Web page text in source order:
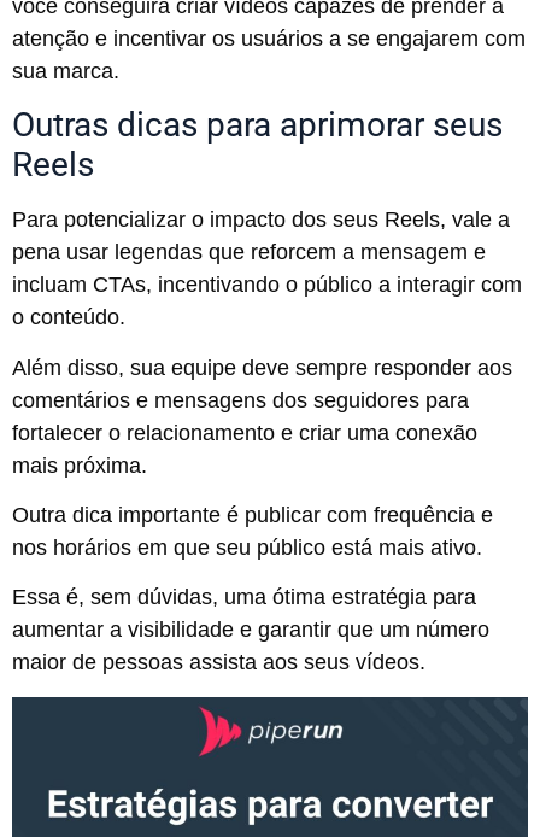
você conseguirá criar vídeos capazes de prender a
atenção e incentivar os usuários a se engajarem com
sua marca.
Outras dicas para aprimorar seus
Reels
Para potencializar o impacto dos seus Reels, vale a
pena usar legendas que reforcem a mensagem e
incluam CTAs, incentivando o público a interagir com
o conteúdo.
Além disso, sua equipe deve sempre responder aos
comentários e mensagens dos seguidores para
fortalecer o relacionamento e criar uma conexão
mais próxima.
Outra dica importante é publicar com frequência e
nos horários em que seu público está mais ativo.
Essa é, sem dúvidas, uma ótima estratégia para
aumentar a visibilidade e garantir que um número
maior de pessoas assista aos seus vídeos.